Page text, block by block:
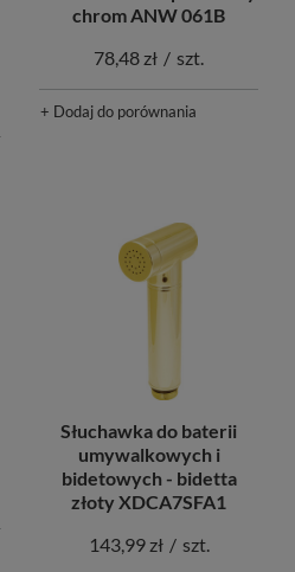
chrom ANW 061B
78,48 zł / szt.
+ Dodaj do porównania
Słuchawka do baterii
umywalkowych i
bidetowych - bidetta
złoty XDCA7SFA1
143,99 zł / szt.